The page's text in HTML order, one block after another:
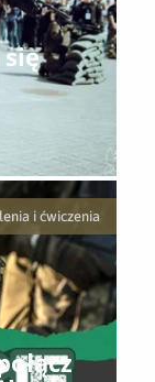
się
i ćwiczenia